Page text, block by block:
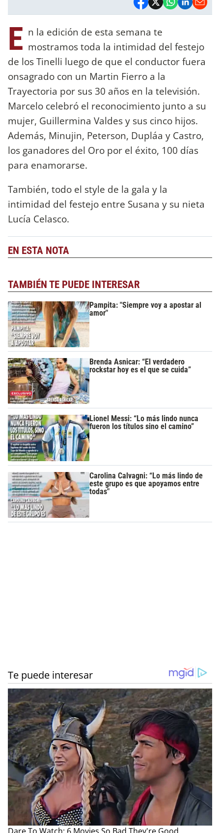
E n la edición de esta semana te
mostramos toda la intimidad del festejo
de los Tinelli luego de que el conductor fuera
onsagrado con un Martin Fierro a la
Trayectoria por sus 30 años en la televisión.
Marcelo celebró el reconocimiento junto a su
mujer, Guillermina Valdes y sus cinco hijos.
Además, Minujin, Peterson, Dupláa y Castro,
los ganadores del Oro por el éxito, 100 días
para enamorarse.
También, todo el style de la gala y la
intimidad del festejo entre Susana y su nieta
Lucía Celasco.
EN ESTA NOTA
TAMBIÉN TE PUEDE INTERESAR
Pampita: "Siempre voy a apostar al
amor"
Brenda Asnicar: “El verdadero
rockstar hoy es el que se cuida”
Lionel Messi: “Lo más lindo nunca
fueron los títulos sino el camino”
Carolina Calvagni: “Lo más lindo de
este grupo es que apoyamos entre
todas"